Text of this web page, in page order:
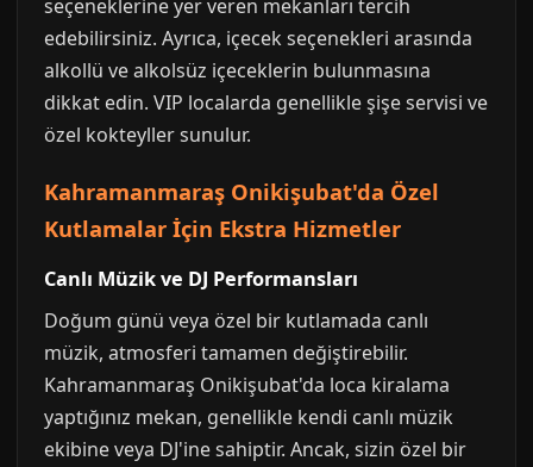
seçeneklerine yer veren mekanları tercih
edebilirsiniz. Ayrıca, içecek seçenekleri arasında
alkollü ve alkolsüz içeceklerin bulunmasına
dikkat edin. VIP localarda genellikle şişe servisi ve
özel kokteyller sunulur.
Kahramanmaraş Onikişubat'da Özel
Kutlamalar İçin Ekstra Hizmetler
Canlı Müzik ve DJ Performansları
Doğum günü veya özel bir kutlamada canlı
müzik, atmosferi tamamen değiştirebilir.
Kahramanmaraş Onikişubat'da loca kiralama
yaptığınız mekan, genellikle kendi canlı müzik
ekibine veya DJ'ine sahiptir. Ancak, sizin özel bir